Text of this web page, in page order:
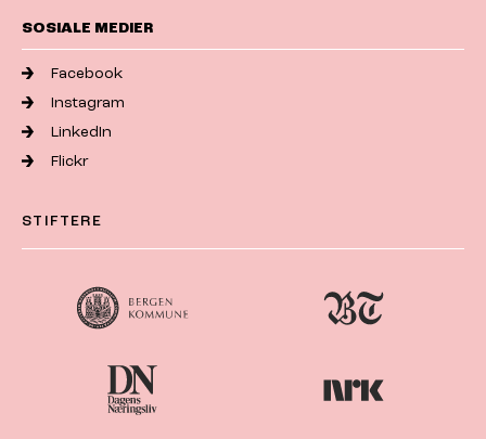
SOSIALE MEDIER
Facebook
Instagram
LinkedIn
Flickr
STIFTERE